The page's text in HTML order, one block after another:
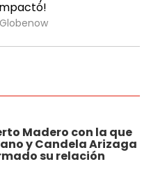
Madero con la que
y Candela Arizaga
su relación